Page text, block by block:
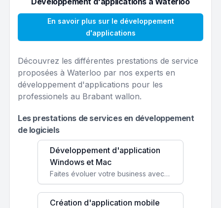
En savoir plus sur le développement
d'applications
Découvrez les différentes prestations de service
proposées à Waterloo par nos experts en
développement d'applications pour les
professionels au Brabant wallon.
Les prestations de services en développement
de logiciels
Développement d'application
Windows et Mac
Faites évoluer votre business avec des solutions logicielles personnalisées, parfaitement adaptées à vos besoins spécifiques.
Création d'application mobile